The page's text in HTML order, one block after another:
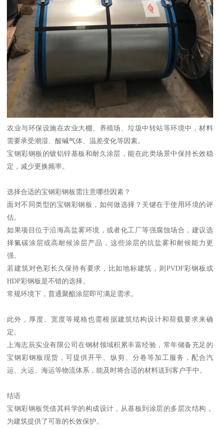
农业与环保设施在农业大棚、养殖场、垃圾中转站等环境中，材料
需要承受潮湿、酸碱气体、温差变化等因素。
宝钢彩钢板的镀铝锌基板和耐久涂层，能在此类场景中保持长效稳
定，减少更换频率。
选择合适的宝钢彩钢板需注意哪些因素？
面对不同类型的宝钢彩钢板，如何做选择？关键在于使用环境的评
估。
如果项目位于沿海高盐雾环境，或者化工厂等强腐蚀场合，建议选
择氟碳涂层或高耐候涂层产品，这些涂层的抗盐雾和耐候能力更
强。
若建筑对色彩长久保持有要求，比如地标建筑，则PVDF彩钢板或
HDP彩钢板是不错的选择。
常规环境下，普通聚酯涂层即可满足需求。
此外，厚度、宽度等规格也需根据建筑结构设计和荷载要求来确
定。
上海志辰实业有限公司在钢材领域积累丰富经验，常年储备充足的
宝钢彩钢板现货，可提供开平、纵剪、分卷等加工服务，配合汽
运、火运、海运等物流体系，能及时将合适的材料送到客户手中。
结语
宝钢彩钢板凭借其科学的构成设计，从基板到涂层的多层次结构，
为建筑提供了可靠的长效保护。